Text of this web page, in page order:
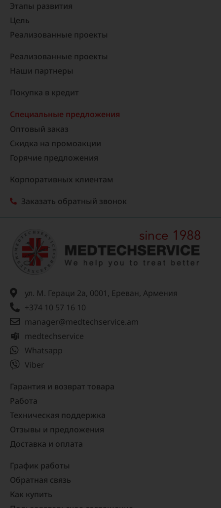
Этапы развития
Цель
Реализованные проекты​
Реализованные проекты
Наши партнеры
Покупка в кредит
Специальные предложения
Оптовый заказ
Скидка на промоакции
Горячие предложения
Корпоративных клиентам
Заказать обратный звонок
ул. М. Гераци 2а, 0001, Ереван, Армения
+374 10 57 16 10
manager@medtechservice.am
medtechservice
Whatsapp
Viber
Гарантия и возврат товара
Работа
Техническая поддержка
Отзывы и предложения
Доставка и оплата
График работы
Обратная связь
Как купить